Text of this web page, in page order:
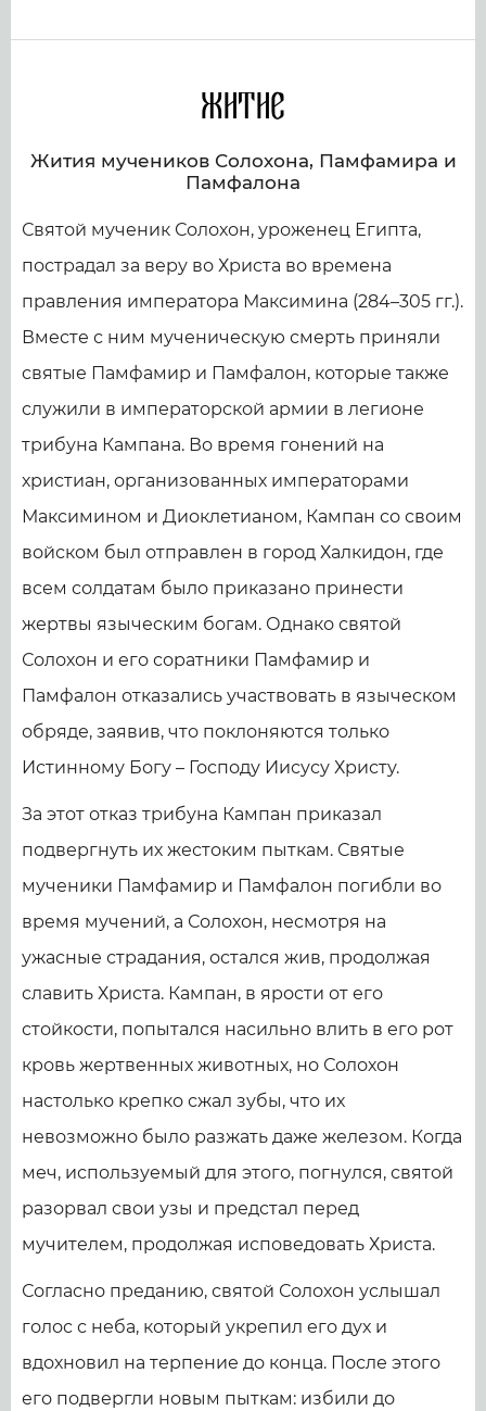
Житие
Жития мучеников Солохона, Памфамира и
Памфалона
Святой мученик Солохон, уроженец Египта,
пострадал за веру во Христа во времена
правления императора Максимина (284–305 гг.).
Вместе с ним мученическую смерть приняли
святые Памфамир и Памфалон, которые также
служили в императорской армии в легионе
трибуна Кампана. Во время гонений на
христиан, организованных императорами
Максимином и Диоклетианом, Кампан со своим
войском был отправлен в город Халкидон, где
всем солдатам было приказано принести
жертвы языческим богам. Однако святой
Солохон и его соратники Памфамир и
Памфалон отказались участвовать в языческом
обряде, заявив, что поклоняются только
Истинному Богу – Господу Иисусу Христу.
За этот отказ трибуна Кампан приказал
подвергнуть их жестоким пыткам. Святые
мученики Памфамир и Памфалон погибли во
время мучений, а Солохон, несмотря на
ужасные страдания, остался жив, продолжая
славить Христа. Кампан, в ярости от его
стойкости, попытался насильно влить в его рот
кровь жертвенных животных, но Солохон
настолько крепко сжал зубы, что их
невозможно было разжать даже железом. Когда
меч, используемый для этого, погнулся, святой
разорвал свои узы и предстал перед
мучителем, продолжая исповедовать Христа.
Согласно преданию, святой Солохон услышал
голос с неба, который укрепил его дух и
вдохновил на терпение до конца. После этого
его подвергли новым пыткам: избили до